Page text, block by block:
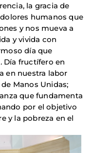
la gracia de
humanos que
y nos mueva a
y vivida con
día que
Día fructífero en
en nuestra labor
Manos Unidas;
que fundamenta
por el objetivo
y la pobreza en el